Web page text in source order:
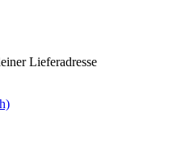
Lieferadresse